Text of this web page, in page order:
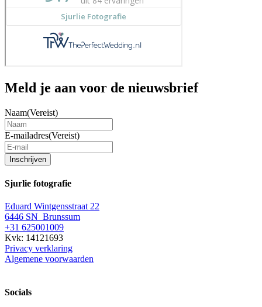
Meld je aan voor de nieuwsbrief
Naam(Vereist)
E-mailadres(Vereist)
Inschrijven
Sjurlie fotografie
Eduard Wintgensstraat 22
6446 SN Brunssum
+31 625001009
Kvk: 14121693
Privacy verklaring
Algemene voorwaarden
Socials